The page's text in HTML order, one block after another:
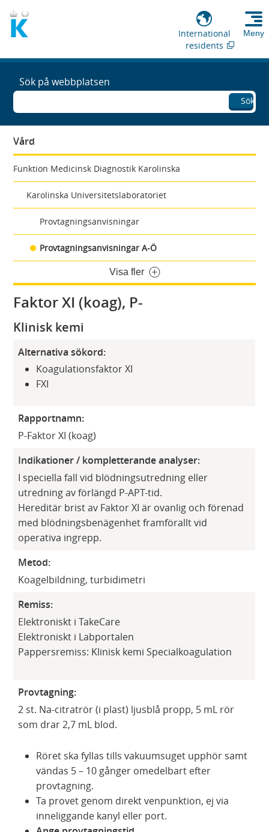
International
residents
Meny
Sök på webbplatsen
Sök
Vård
Funktion Medicinsk Diagnostik Karolinska
Karolinska Universitetslaboratoriet
Provtagningsanvisningar
Provtagningsanvisningar A-Ö
Visa fler
Faktor XI (koag), P-
Klinisk kemi
Alternativa sökord:
Koagulationsfaktor XI
FXI
Rapportnamn:
P-Faktor XI (koag)
Indikationer / kompletterande analyser:
I speciella fall vid blödningsutredning eller
utredning av förlängd P-APT-tid.
Hereditär brist av Faktor XI är ovanlig och förenad
med blödningsbenägenhet framförallt vid
operativa ingrepp.
Metod:
Koagelbildning, turbidimetri
Remiss:
Elektroniskt i TakeCare
Elektroniskt i Labportalen
Pappersremiss: Klinisk kemi Specialkoagulation
Provtagning:
2 st. Na-citratrör (i plast) ljusblå propp, 5 mL rör
som drar 2,7 mL blod.
Röret ska fyllas tills vakuumsuget upphör samt
vändas 5 – 10 gånger omedelbart efter
provtagning.
Ta provet genom direkt venpunktion, ej via
inneliggande kanyl eller port.